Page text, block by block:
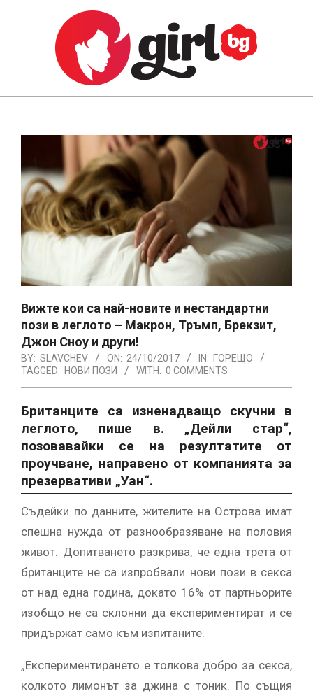
GIRL.BG
Navigation
Вижте кои са най-новите и нестандартни
пози в леглото – Макрон, Тръмп, Брекзит,
Джон Сноу и други!
BY: SLAVCHEV ON: 24/10/2017 IN: ГОРЕЩО
TAGGED: НОВИ ПОЗИ WITH: 0 COMMENTS
Британците са изненадващо скучни в
леглото, пише в. „Дейли стар“,
позовавайки се на резултатите от
проучване, направено от компанията за
презервативи „Уан“.
Съдейки по данните, жителите на Острова имат
спешна нужда от разнообразяване на половия
живот. Допитването разкрива, че една трета от
британците не са изпробвали нови пози в секса
от над една година, докато 16% от партньорите
изобщо не са склонни да експериментират и се
придържат само към изпитаните.
„Експериментирането е толкова добро за секса,
колкото лимонът за джина с тоник. По същия